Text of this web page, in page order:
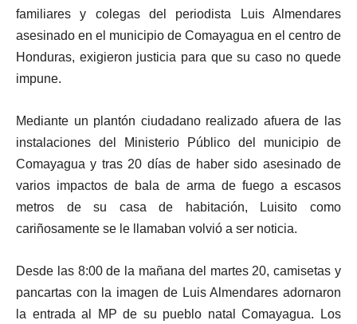
familiares y colegas del periodista Luis Almendares
asesinado en el municipio de Comayagua en el centro de
Honduras, exigieron justicia para que su caso no quede
impune.
Mediante un plantón ciudadano realizado afuera de las
instalaciones del Ministerio Público del municipio de
Comayagua y tras 20 días de haber sido asesinado de
varios impactos de bala de arma de fuego a escasos
metros de su casa de habitación, Luisito como
cariñosamente se le llamaban volvió a ser noticia.
Desde las 8:00 de la mañana del martes 20, camisetas y
pancartas con la imagen de Luis Almendares adornaron
la entrada al MP de su pueblo natal Comayagua. Los